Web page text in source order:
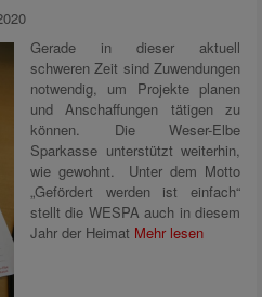
Gerade in dieser aktuell
schweren Zeit sind Zuwendungen
notwendig, um Projekte planen
und Anschaffungen tätigen zu
können. Die Weser-Elbe
Sparkasse unterstützt weiterhin,
wie gewohnt. Unter dem Motto
„Gefördert werden ist einfach“
stellt die WESPA auch in diesem
Jahr der Heimat Mehr lesen